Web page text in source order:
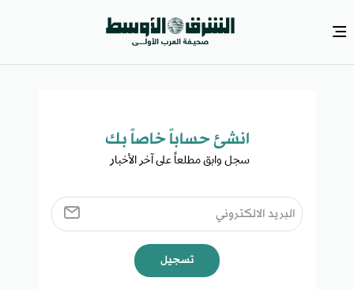
انشئ حساباً خاصاً بك​
سجل وابق مطلعاً على آخر الأخبار ​
تسجيل